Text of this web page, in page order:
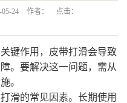
05-24 作者： 点击：
键作用，皮带打滑会导致
。要解决这一问题，需从
。
的常见因素。长期使用